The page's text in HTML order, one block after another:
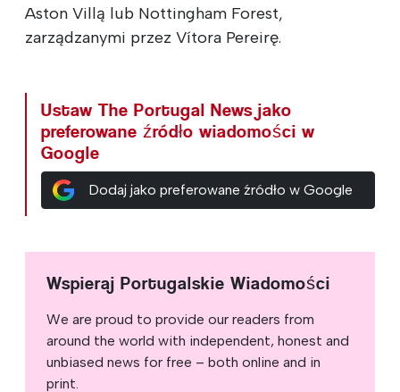
Aston Villą lub Nottingham Forest,
zarządzanymi przez Vítora Pereirę.
Ustaw The Portugal News jako
preferowane źródło wiadomości w
Google
Dodaj jako preferowane źródło w Google
Wspieraj Portugalskie Wiadomości
We are proud to provide our readers from
around the world with independent, honest and
unbiased news for free – both online and in
print.